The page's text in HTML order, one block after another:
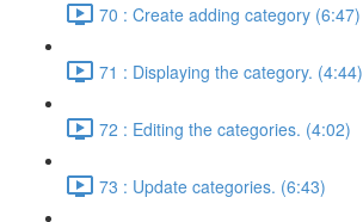
70 : Create adding category (6:47)
71 : Displaying the category. (4:44)
72 : Editing the categories. (4:02)
73 : Update categories. (6:43)